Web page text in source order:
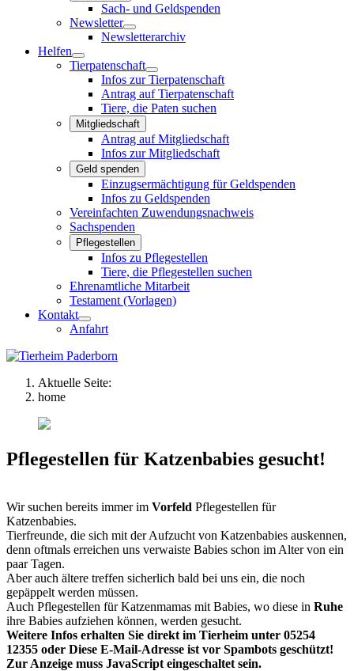
Sach- und Geldspenden
Newsletter
Newsletterarchiv
Helfen
Tierpatenschaft
Infos zur Tierpatenschaft
Antrag auf Tierpatenschaft
Tiere, die Paten suchen
Mitgliedschaft
Antrag auf Mitgliedschaft
Infos zur Mitgliedschaft
Geld spenden
Einzugsermächtigung für Geldspenden
Infos zu Geldspenden
Vereinfachten Zuwendungsnachweis
Sachspenden
Pflegestellen
Infos zu Pflegestellen
Tiere, die Pflegestellen suchen
Ehrenamtliche Mitarbeit
Testament (Vorlagen)
Kontakt
Anfahrt
Aktuelle Seite:
home
Pflegestellen für Katzenbabies gesucht!
Wir suchen bereits immer im Vorfeld Pflegestellen für
Katzenbabies.
Tierfreunde, die sich mit der Aufzucht von Katzenbabies auskennen,
denn oftmals erreichen uns verwaiste Babies schon im Alter von ein
paar Tagen.
Aber auch ältere treffen sicherlich bald bei uns ein, die noch
gepäppelt werden müssen.
Auch Pflegestellen für Katzenmamas mit Babies, wo diese in Ruhe
ihre Babies aufziehen können, werden gesucht.
Weitere Infos erhalten Sie direkt im Tierheim unter 05254
12355 oder Diese E-Mail-Adresse ist vor Spambots geschützt!
Zur Anzeige muss JavaScript eingeschaltet sein.